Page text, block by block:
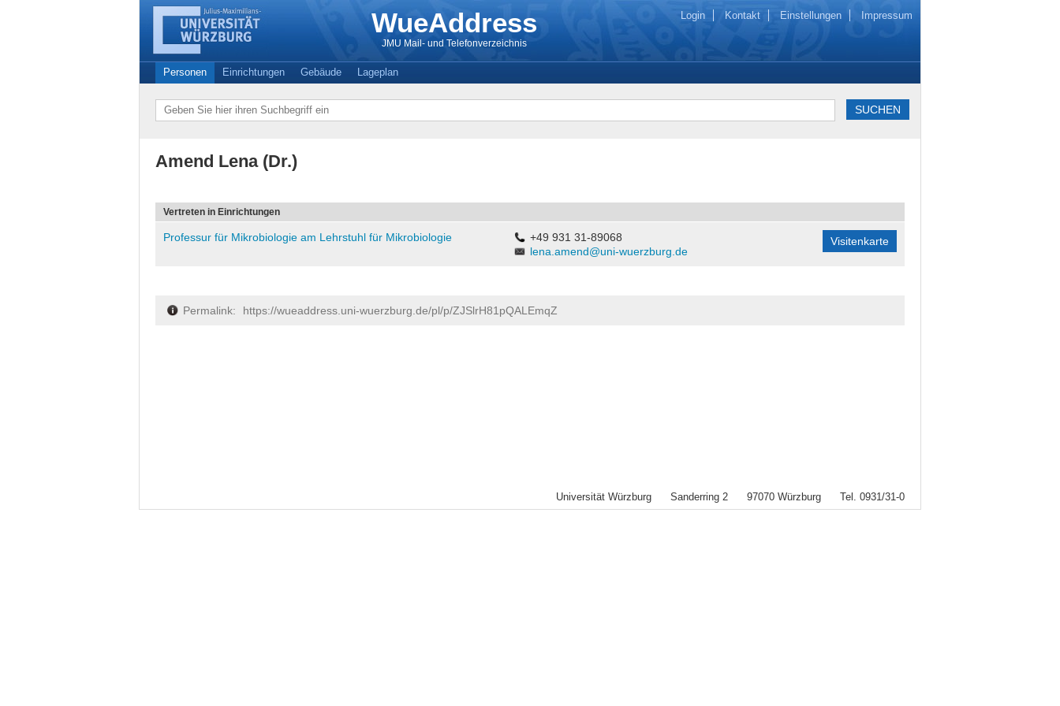
WueAddress
JMU Mail- und Telefonverzeichnis
Login Kontakt Einstellungen Impressum
Personen Einrichtungen Gebäude Lageplan
Amend Lena (Dr.)
Vertreten in Einrichtungen
Professur für Mikrobiologie am Lehrstuhl für Mikrobiologie Visitenkarte
+49 931 31-89068
lena.amend@uni-wuerzburg.de
Permalink: https://wueaddress.uni-wuerzburg.de/pl/p/ZJSlrH81pQALEmqZ
Universität Würzburg Sanderring 2 97070 Würzburg Tel. 0931/31-0